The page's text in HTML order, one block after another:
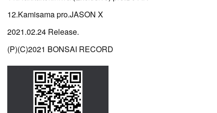
12.Kamisama pro.JASON X
2021.02.24 Release.
(P)(C)2021 BONSAI RECORD